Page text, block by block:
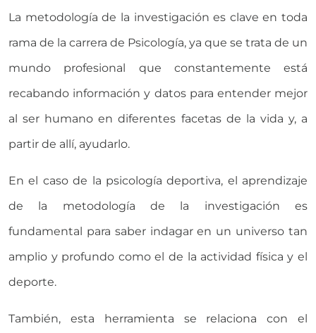
La metodología de la investigación es clave en toda
rama de la carrera de Psicología, ya que se trata de un
mundo profesional que constantemente está
recabando información y datos para entender mejor
al ser humano en diferentes facetas de la vida y, a
partir de allí, ayudarlo.
En el caso de la psicología deportiva, el aprendizaje
de la metodología de la investigación es
fundamental para saber indagar en un universo tan
amplio y profundo como el de la actividad física y el
deporte.
También, esta herramienta se relaciona con el